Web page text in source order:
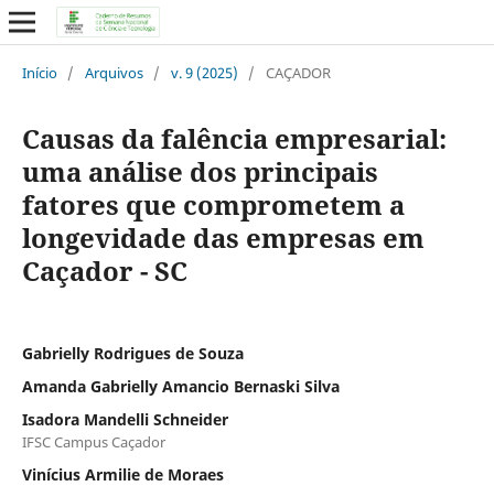
Início / Arquivos / v. 9 (2025) / CAÇADOR
Causas da falência empresarial:
uma análise dos principais
fatores que comprometem a
longevidade das empresas em
Caçador - SC
Gabrielly Rodrigues de Souza
Amanda Gabrielly Amancio Bernaski Silva
Isadora Mandelli Schneider
IFSC Campus Caçador
Vinícius Armilie de Moraes